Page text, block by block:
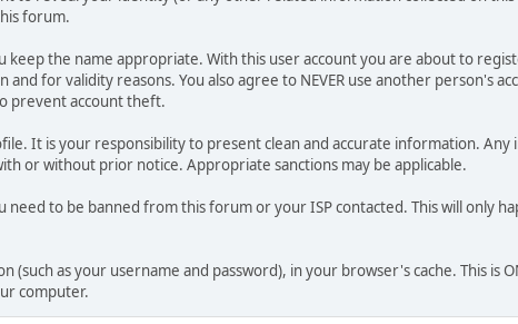
forum.
keep the name appropriate. With this user account you are about to
for validity reasons. You also agree to NEVER use another person's
prevent account theft.
It is your responsibility to present clean and accurate information.
or without prior notice. Appropriate sanctions may be applicable.
to be banned from this forum or your ISP contacted. This will only
as your username and password), in your browser's cache. This is
computer.